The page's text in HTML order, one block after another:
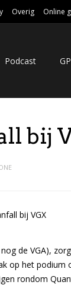
Overig Online
Podcast
bij
de VGA),
op het
rondom